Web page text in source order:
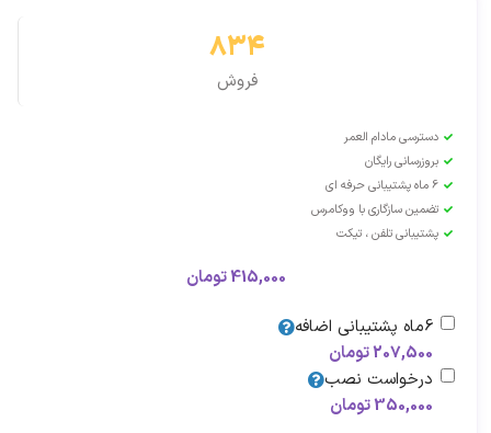
834
فروش
دسترسی مادام العمر
بروزرسانی رایگان
6 ماه پشتیبانی حرفه ای
تضمین سازگاری با ووکامرس
پشتیبانی تلفن ، تیکت
415,000تومان
6ماه پشتیبانی اضافه
207,500تومان
درخواست نصب
350,000تومان